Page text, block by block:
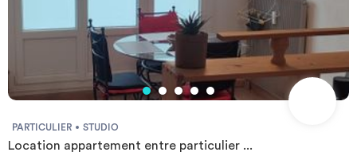
PARTICULIER STUDIO
Location appartement entre particulier ...